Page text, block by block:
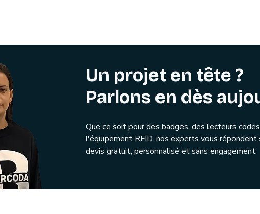
Un projet en tête ?
Parlons en dès
Que ce soit pour des badges, des lecteurs
l'équipement RFID, nos experts vous répondent
devis gratuit, personnalisé et sans engagement.